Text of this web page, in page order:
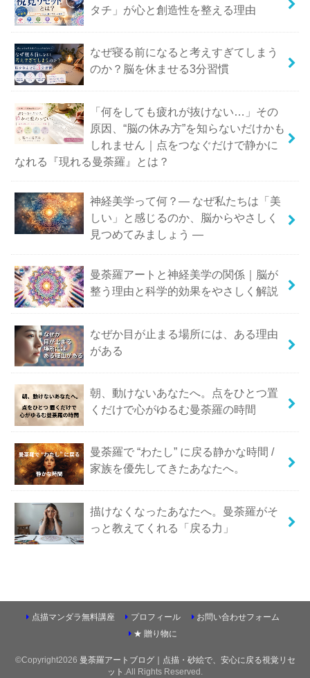
タチ」が心と創造性を整える理由
なぜ寝る前になると考えすぎてしまう
のか？脳を休ませる3分習慣
「何をしても疲れが抜けない…」その
原因、“脳の休み方”を知らないだけかも
しれません｜点をつなぐだけで静かに
なれる『現れる曼荼羅』とは？
神経美学って何？― なぜ私たちは「美
しい」と感じるのか、脳からやさしく
見つめてみましょう ―
曼荼羅アートと神経美学の関係｜脳が
整う理由と科学的効果をやさしく解説
なぜか目が止まる場所には、ある理由
がある
朝、動けないあなたへ。点をひとつ置
くだけで心がゆるむ曼荼羅の時間
曼荼羅で “わたし” に戻る静かな時間 /
家族を優先してきたあなたへ。
描けなくなったあなたへ。曼荼羅がそ
っと教えてくれる「戻る力」
点描マンダラ無料講座 プロフィール
お問い合わせフォーム
★ 贈り物に
©Copyright2026 曼荼羅アートブログ｜点描・砂絵で、安心に戻る視覚リセ
ット .All Rights Reserved.